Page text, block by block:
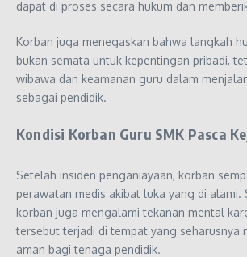
dapat di proses secara hukum dan
Korban juga menegaskan bahwa langkah
bukan semata untuk kepentingan pribadi,
wibawa dan keamanan guru dalam
sebagai pendidik.
Kondisi Korban Guru SMK Pasca
Setelah insiden penganiayaan, korban
perawatan medis akibat luka yang di alami.
korban juga mengalami tekanan mental
tersebut terjadi di tempat yang seharusnya
aman bagi tenaga pendidik.